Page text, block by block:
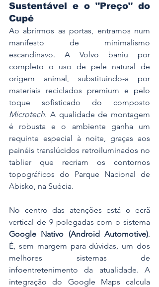
Sustentável e o "Preço" do
Cupé
Ao abrirmos as portas, entramos num
manifesto de minimalismo
escandinavo. A Volvo baniu por
completo o uso de pele natural de
origem animal, substituindo-a por
materiais reciclados premium e pelo
Microtech. A qualidade de montagem
é robusta e o ambiente ganha um
requinte especial à noite, graças aos
painéis translúcidos retroiluminados no
tablier que recriam os contornos
topográficos do Parque Nacional de
Abisko, na Suécia.
No centro das atenções está o ecrã
Google Nativo (Android Automotive).
É, sem margem para dúvidas, um dos
melhores sistemas de
infoentretenimento da atualidade. A
integração do Google Maps calcula